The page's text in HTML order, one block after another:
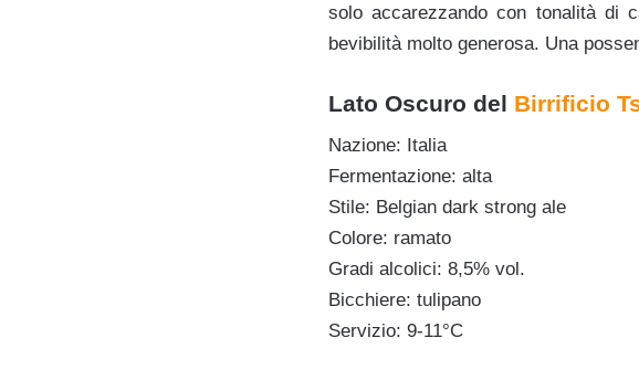
solo accarezzando con tonalità di
bevibilità molto generosa. Una
Lato Oscuro del Birrificio
Nazione: Italia
Fermentazione: alta
Stile: Belgian dark strong ale
Colore: ramato
Gradi alcolici: 8,5% vol.
Bicchiere: tulipano
Servizio: 9-11°C